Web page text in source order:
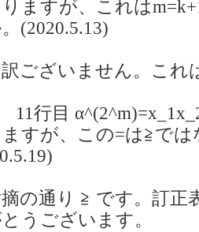
りますが、これは
(2020.5.13)
ございません。これ
11行目
すが、この=は≧で
の通り ≧ です。訂正
うございます。